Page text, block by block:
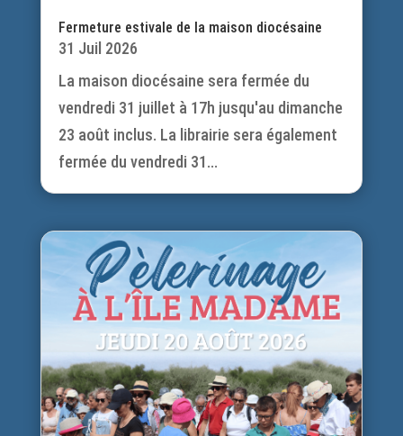
Fermeture estivale de la maison diocésaine
31 Juil 2026
La maison diocésaine sera fermée du
vendredi 31 juillet à 17h jusqu'au dimanche
23 août inclus. La librairie sera également
fermée du vendredi 31...